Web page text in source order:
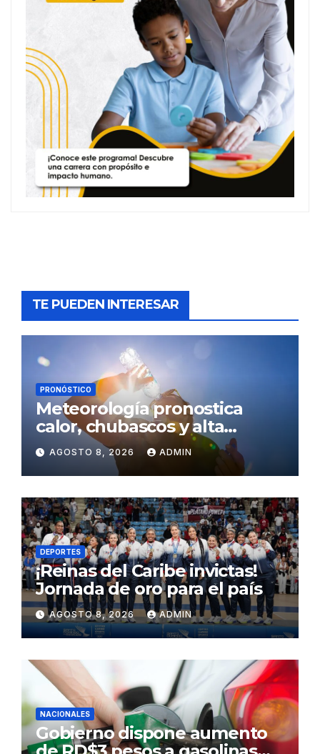
TE PUEDEN INTERESAR
PRONÓSTICO
Meteorología pronostica
calor, chubascos y alta
concentración de polvo del
Sahara para este sábado
AGOSTO 8, 2026 ADMIN
DEPORTES
¡Reinas del Caribe invictas!
Jornada de oro para el país
AGOSTO 8, 2026 ADMIN
NACIONALES
Gobierno dispone aumento